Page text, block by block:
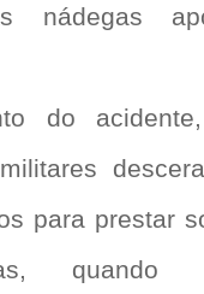
nádegas
do
para prestar
quando